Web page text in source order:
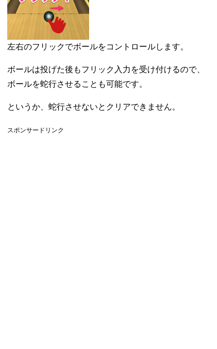
左右のフリックでボールをコントロールします。
ボールは投げた後もフリック入力を受け付けるので、
ボールを蛇行させることも可能です。
というか、蛇行させないとクリアできません。
スポンサードリンク